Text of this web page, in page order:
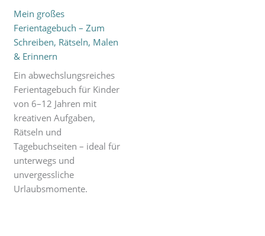
Mein großes
Ferientagebuch – Zum
Schreiben, Rätseln, Malen
& Erinnern
Ein abwechslungsreiches
Ferientagebuch für Kinder
von 6–12 Jahren mit
kreativen Aufgaben,
Rätseln und
Tagebuchseiten – ideal für
unterwegs und
unvergessliche
Urlaubsmomente.